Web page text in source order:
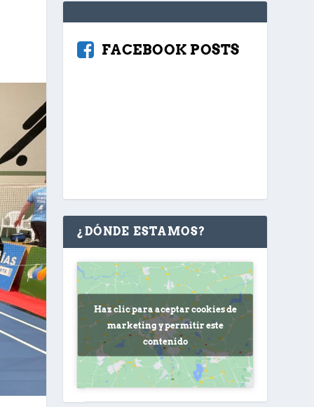
FACEBOOK POSTS
¿DÓNDE ESTAMOS?
Haz clic para aceptar cookies de
marketing y permitir este
contenido